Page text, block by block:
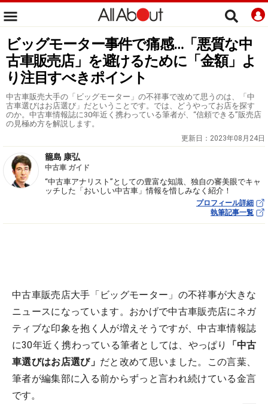
ビッグモーター事件で痛感…「悪質な中
古車販売店」を避けるために「金額」よ
り注目すべきポイント
中古車販売大手の「ビッグモーター」の不祥事で改めて思うのは、「中
古車選びはお店選び」だということです。では、どうやってお店を探す
のか。中古車情報誌に30年近く携わっている筆者が、“信頼できる”販売店
の見極め方を解説します。
更新日： 2023年08月24日
籠島 康弘
中古車 ガイド
“中古車アナリスト”としての豊富な知識、独自の審美眼でキャ
ッチした「おいしい中古車」情報を惜しみなく紹介！
プロフィール詳細
執筆記事一覧
中古車販売店大手「ビッグモーター」の不祥事が大きな
ニュースになっています。おかげで中古車販売店にネガ
ティブな印象を抱く人が増えそうですが、中古車情報誌
に30年近く携わっている筆者としては、やっぱり
「中古
車選びはお店選び」 だと改めて思いました。この言葉、
筆者が編集部に入る前からずっと言われ続けている金言
です。